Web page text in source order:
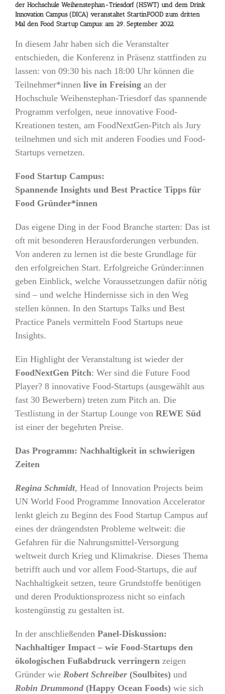
der Hochschule Weihenstephan-Triesdorf (HSWT) und dem Drink
Innovation Campus (DICA) veranstaltet StartinFOOD zum dritten
Mal den Food Startup Campus: am 29. September 2022.
In diesem Jahr haben sich die Veranstalter
entschieden, die Konferenz in Präsenz stattfinden zu
lassen: von 09:30 bis nach 18:00 Uhr können die
Teilnehmer*innen live in Freising an der
Hochschule Weihenstephan-Triesdorf das spannende
Programm verfolgen, neue innovative Food-
Kreationen testen, am FoodNextGen-Pitch als Jury
teilnehmen und sich mit anderen Foodies und Food-
Startups vernetzen.
Food Startup Campus:
Spannende Insights und Best Practice Tipps für
Food Gründer*innen
Das eigene Ding in der Food Branche starten: Das ist
oft mit besonderen Herausforderungen verbunden.
Von anderen zu lernen ist die beste Grundlage für
den erfolgreichen Start. Erfolgreiche Gründer:innen
geben Einblick, welche Voraussetzungen dafür nötig
sind – und welche Hindernisse sich in den Weg
stellen können. In den Startups Talks und Best
Practice Panels vermitteln Food Startups neue
Insights.
Ein Highlight der Veranstaltung ist wieder der
FoodNextGen Pitch: Wer sind die Future Food
Player? 8 innovative Food-Startups (ausgewählt aus
fast 30 Bewerbern) treten zum Pitch an. Die
Testlistung in der Startup Lounge von REWE Süd
ist einer der begehrten Preise.
Das Programm: Nachhaltigkeit in schwierigen
Zeiten
Regina Schmidt, Head of Innovation Projects beim
UN World Food Programme Innovation Accelerator
lenkt gleich zu Beginn des Food Startup Campus auf
eines der drängendsten Probleme weltweit: die
Gefahren für die Nahrungsmittel-Versorgung
weltweit durch Krieg und Klimakrise. Dieses Thema
betrifft auch und vor allem Food-Startups, die auf
Nachhaltigkeit setzen, teure Grundstoffe benötigen
und deren Produktionsprozess nicht so einfach
kostengünstig zu gestalten ist.
In der anschließenden Panel-Diskussion:
Nachhaltiger Impact – wie Food-Startups den
ökologischen Fußabdruck verringern zeigen
Gründer wie Robert Schreiber (Soulbites) und
Robin Drummond (Happy Ocean Foods) wie sich